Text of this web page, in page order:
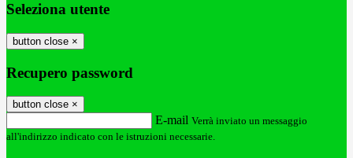
Seleziona utente
button close ×
Recupero password
button close ×
E-mail Verrà inviato un messaggio
all'indirizzo indicato con le istruzioni necessarie.